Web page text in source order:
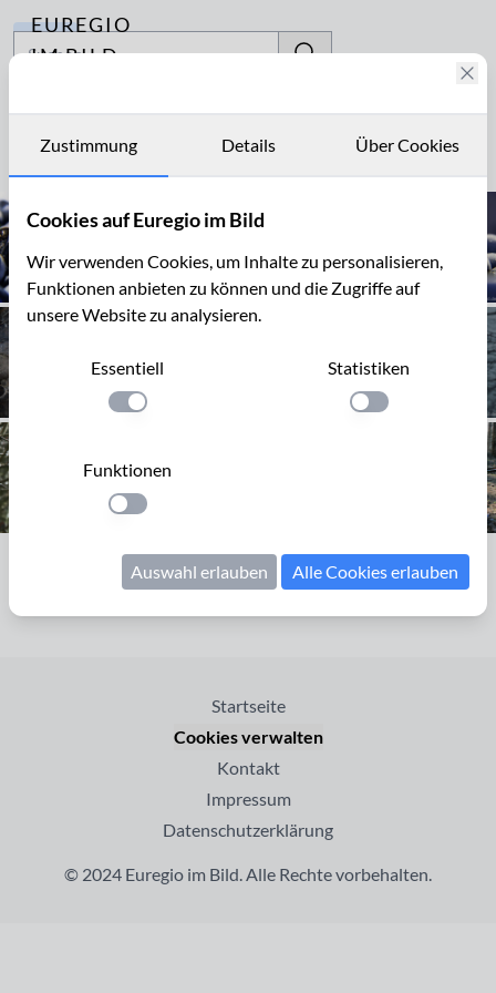
EUREGIO
IM BILD
Archiv
Kontakt
Archiv
Startseite
Cookies verwalten
Kontakt
Impressum
Datenschutzerklärung
© 2024 Euregio im Bild. Alle Rechte vorbehalten.
Zustimmung Details Über Cookies
Cookies auf Euregio im Bild
Wir verwenden Cookies, um Inhalte zu personalisieren,
Funktionen anbieten zu können und die Zugriffe auf
unsere Website zu analysieren.
Essentiell
Einstellung anwenden
Statistiken
Einstellung
Funktionen
Einstellung anwenden
Auswahl erlauben Alle Cookies erlauben